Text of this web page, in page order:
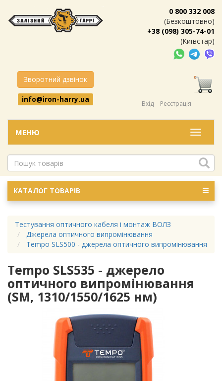
0 800 332 008
(Безкоштовно)
+38 (098) 305-74-01
(Київстар)
Зворотний дзвінок
info@iron-harry.ua
Вхід Реєстрація
Меню
МЕНЮ
КАТАЛОГ ТОВАРІВ
Тестування оптичного кабеля і монтаж ВОЛЗ
Джерела оптичного випромінювання
Tempo SLS500 - джерела оптичного випромінювання
Tempo SLS535 - джерело
оптичного випромінювання
(SM, 1310/1550/1625 нм)